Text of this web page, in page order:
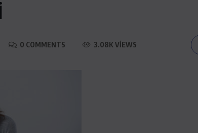
0 COMMENTS 3.08K VIEWS